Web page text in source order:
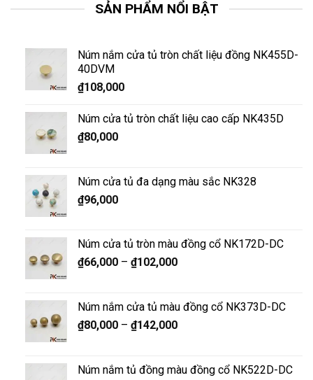
SẢN PHẨM NỔI BẬT
Núm nắm cửa tủ tròn chất liệu đồng NK455D-
40DVM
₫108,000
Núm cửa tủ tròn chất liệu cao cấp NK435D
₫80,000
Núm cửa tủ đa dạng màu sắc NK328
₫96,000
Núm cửa tủ tròn màu đồng cổ NK172D-DC
₫66,000– ₫102,000
Núm nắm cửa tủ màu đồng cổ NK373D-DC
₫80,000– ₫142,000
Núm nắm tủ đồng màu đồng cổ NK522D-DC